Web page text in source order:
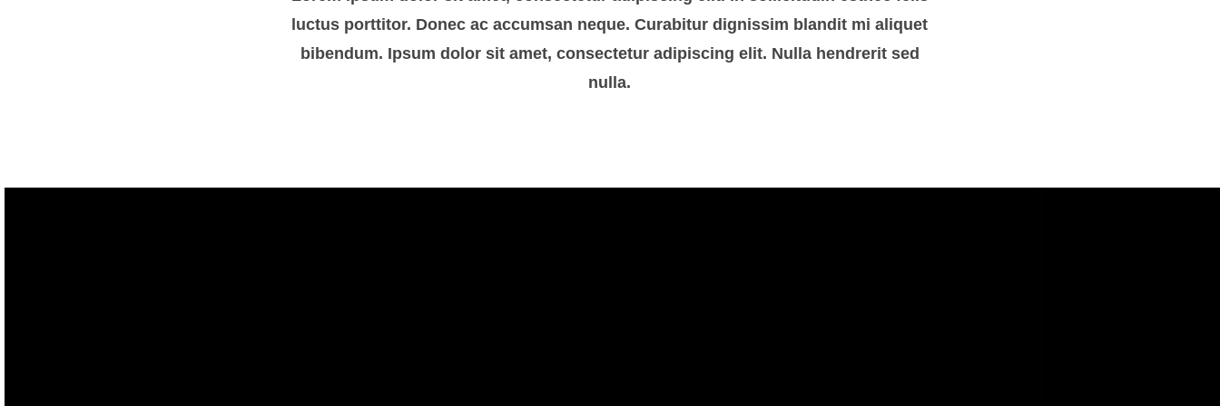
luctus porttitor. Donec ac accumsan neque. Curabitur dignissim blandit mi aliquet
bibendum. Ipsum dolor sit amet, consectetur adipiscing elit. Nulla hendrerit sed
nulla.